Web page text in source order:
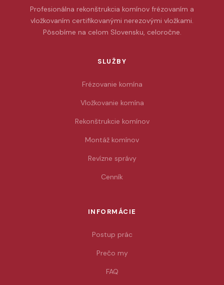
Profesionálna rekonštrukcia komínov frézovaním a
vložkovaním certifikovanými nerezovými vložkami.
Pôsobíme na celom Slovensku, celoročne.
SLUŽBY
Frézovanie komína
Vložkovanie komína
Rekonštrukcie komínov
Montáž komínov
Revízne správy
Cenník
INFORMÁCIE
Postup prác
Prečo my
FAQ